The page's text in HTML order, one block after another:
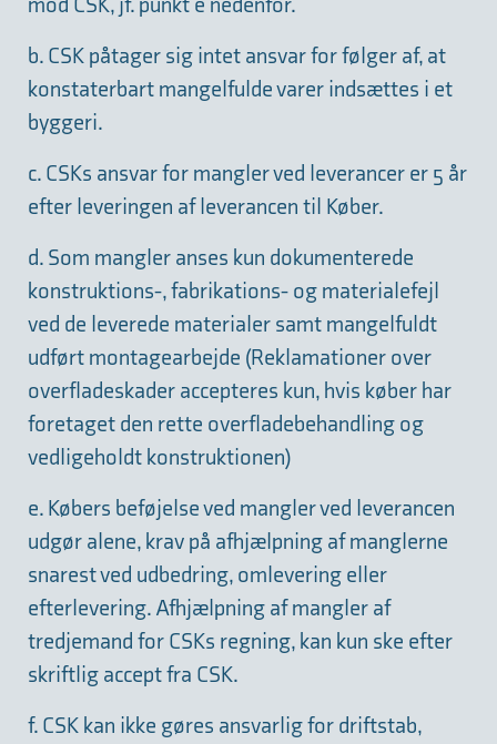
mod CSK, jf. punkt e nedenfor.
b. CSK påtager sig intet ansvar for følger af, at
konstaterbart mangelfulde varer indsættes i et
byggeri.
c. CSKs ansvar for mangler ved leverancer er 5 år
efter leveringen af leverancen til Køber.
d. Som mangler anses kun dokumenterede
konstruktions-, fabrikations- og materialefejl
ved de leverede materialer samt mangelfuldt
udført montagearbejde (Reklamationer over
overfladeskader accepteres kun, hvis køber har
foretaget den rette overfladebehandling og
vedligeholdt konstruktionen)
e. Købers beføjelse ved mangler ved leverancen
udgør alene, krav på afhjælpning af manglerne
snarest ved udbedring, omlevering eller
efterlevering. Afhjælpning af mangler af
tredjemand for CSKs regning, kan kun ske efter
skriftlig accept fra CSK.
f. CSK kan ikke gøres ansvarlig for driftstab,